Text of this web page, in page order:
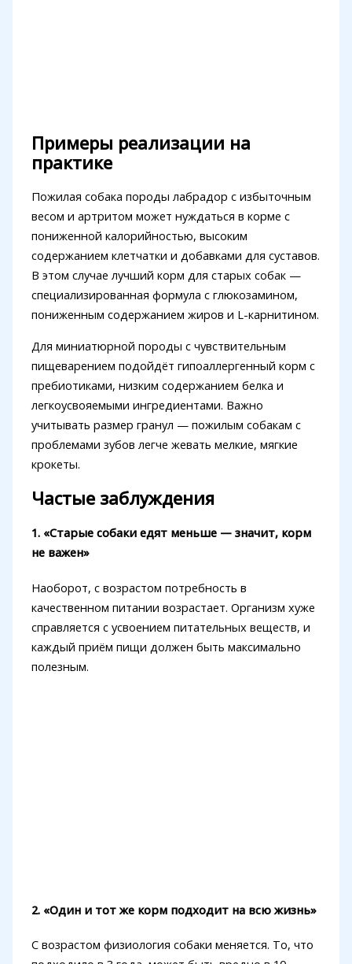
Примеры реализации на
практике
Пожилая собака породы лабрадор с избыточным
весом и артритом может нуждаться в корме с
пониженной калорийностью, высоким
содержанием клетчатки и добавками для суставов.
В этом случае лучший корм для старых собак —
специализированная формула с глюкозамином,
пониженным содержанием жиров и L-карнитином.
Для миниатюрной породы с чувствительным
пищеварением подойдёт гипоаллергенный корм с
пребиотиками, низким содержанием белка и
легкоусвояемыми ингредиентами. Важно
учитывать размер гранул — пожилым собакам с
проблемами зубов легче жевать мелкие, мягкие
крокеты.
Частые заблуждения
1. «Старые собаки едят меньше — значит, корм
не важен»
Наоборот, с возрастом потребность в
качественном питании возрастает. Организм хуже
справляется с усвоением питательных веществ, и
каждый приём пищи должен быть максимально
полезным.
2. «Один и тот же корм подходит на всю жизнь»
С возрастом физиология собаки меняется. То, что